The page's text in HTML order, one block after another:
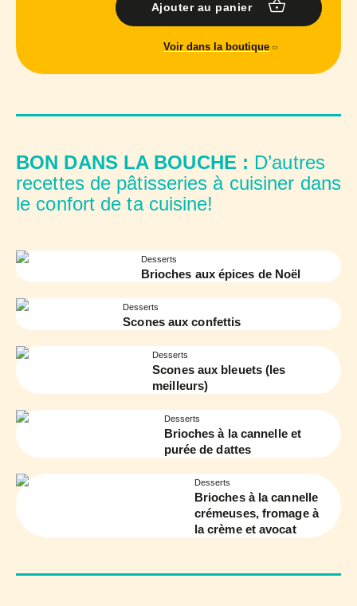
Ajouter au panier
Voir dans la boutique
BON DANS LA BOUCHE : D’autres
recettes de pâtisseries à cuisiner dans
le confort de ta cuisine!
Desserts
Brioches aux épices de Noël
Desserts
Scones aux confettis
Desserts
Scones aux bleuets (les
meilleurs)
Desserts
Brioches à la cannelle et
purée de dattes
Desserts
Brioches à la cannelle
crémeuses, fromage à
la crème et avocat